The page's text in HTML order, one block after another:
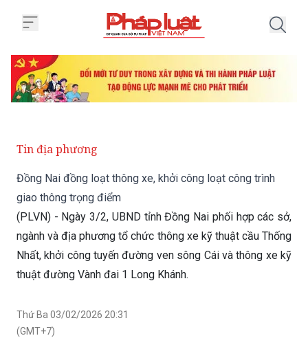
Tin địa phương
Đồng Nai đồng loạt thông xe, khởi công loạt công trình
giao thông trọng điểm
(PLVN) - Ngày 3/2, UBND tỉnh Đồng Nai phối hợp các sở,
ngành và địa phương tổ chức thông xe kỹ thuật cầu Thống
Nhất, khởi công tuyến đường ven sông Cái và thông xe kỹ
thuật đường Vành đai 1 Long Khánh.
Thứ Ba 03/02/2026 20:31
(GMT+7)